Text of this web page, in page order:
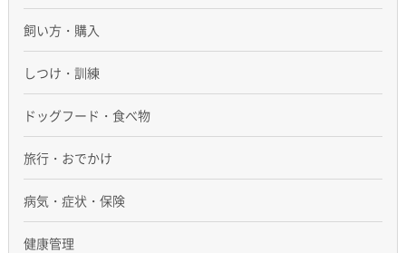
飼い方・購入
しつけ・訓練
ドッグフード・食べ物
旅行・おでかけ
病気・症状・保険
健康管理